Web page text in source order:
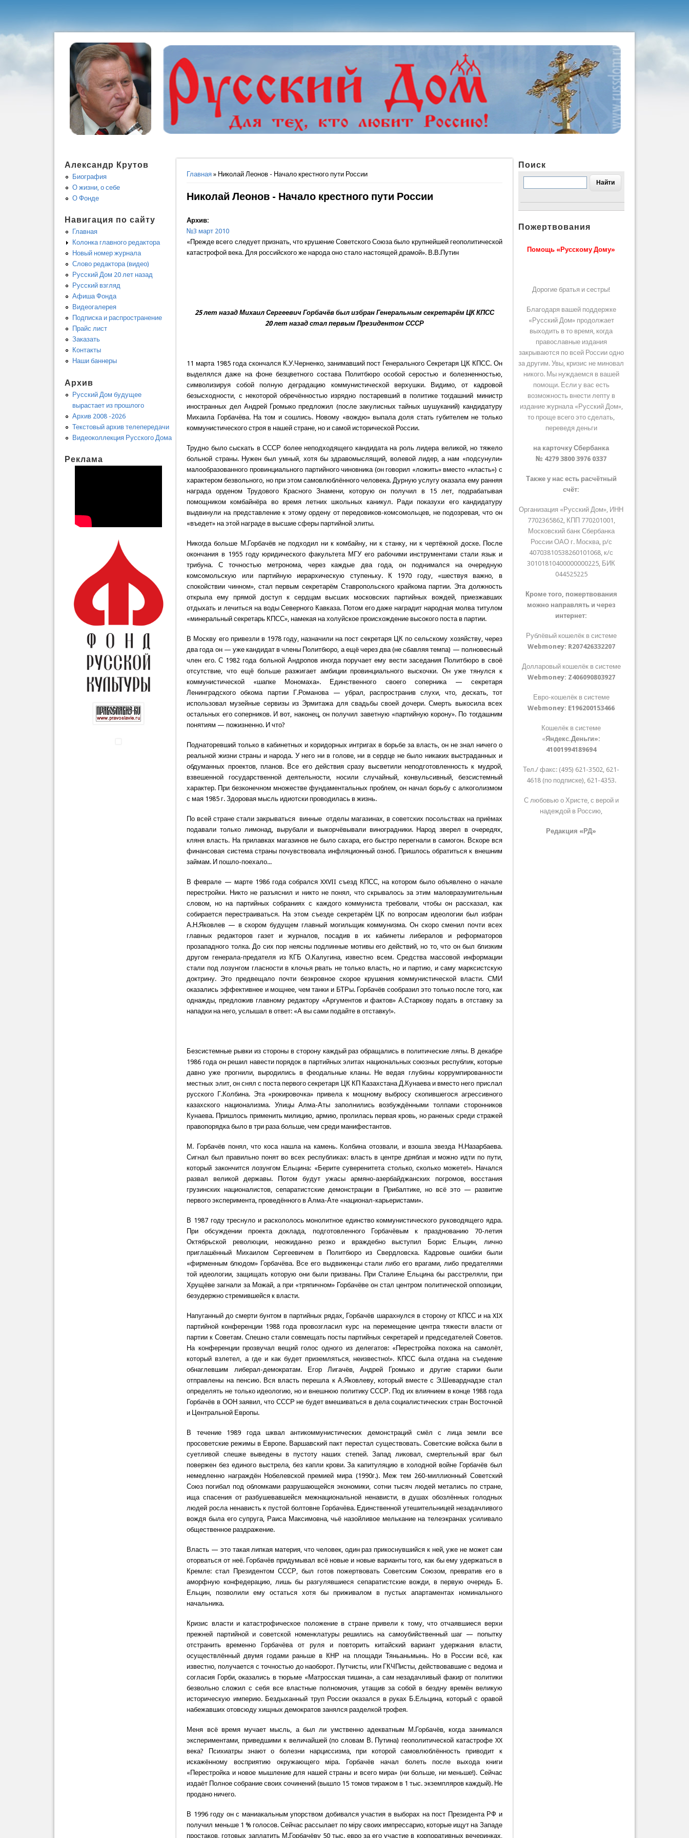
Вы здесь
Главная » Николай Леонов - Начало крестного пути России
Николай Леонов - Начало крестного пути России
Архив:
№3 март 2010
«Прежде всего следует признать, что крушение Советского Союза было крупнейшей геополитической
катастрофой века. Для российского же народа оно стало настоящей драмой». В.В.Путин
25 лет назад Михаил Сергеевич Горбачёв был избран Генеральным секретарём ЦК КПСС
20 лет назад стал первым Президентом СССР
11 марта 1985 года скончался К.У.Черненко, занимавший пост Генерального Секретаря ЦК КПСС. Он
выделялся даже на фоне безцветного состава Политбюро особой серостью и болезненностью,
символизируя собой полную деградацию коммунистической верхушки. Видимо, от кадровой
безысходности, с некоторой обречённостью изрядно постаревший в политике тогдашний министр
иностранных дел Андрей Громыко предложил (после закулисных тайных шушуканий) кандидатуру
Михаила Горбачёва. На том и сошлись. Новому «вождю» выпала доля стать губителем не только
коммунистического строя в нашей стране, но и самой исторической России.
Трудно было сыскать в СССР более неподходящего кандидата на роль лидера великой, но тяжело
больной страны. Нужен был умный, хотя бы здравомыслящий, волевой лидер, а нам «подсунули»
малообразованного провинциального партийного чиновника (он говорил «ложить» вместо «класть») с
характером безвольного, но при этом самовлюблённого человека. Дурную услугу оказала ему ранняя
награда орденом Трудового Красного Знамени, которую он получил в 15 лет, подрабатывая
помощником комбайнёра во время летних школьных каникул. Ради показухи его кандидатуру
выдвинули на представление к этому ордену от передовиков-комсомольцев, не подозревая, что он
«въедет» на этой награде в высшие сферы партийной элиты.
Никогда больше М.Горбачёв не подходил ни к комбайну, ни к станку, ни к чертёжной доске. После
окончания в 1955 году юридического факультета МГУ его рабочими инструментами стали язык и
трибуна. С точностью метронома, через каждые два года, он поднимался на очередную
комсомольскую или партийную иерархическую ступеньку. К 1970 году, «шествуя важно, в
спокойствии чинном», стал первым секретарём Ставропольского крайкома партии. Эта должность
открыла ему прямой доступ к сердцам высших московских партийных вождей, приезжавших
отдыхать и лечиться на воды Северного Кавказа. Потом его даже наградит народная молва титулом
«минеральный секретарь КПСС», намекая на холуйское происхождение высокого поста в партии.
В Москву его привезли в 1978 году, назначили на пост секретаря ЦК по сельскому хозяйству, через
два года он — уже кандидат в члены Политбюро, а ещё через два (не сбавляя темпа) — полновесный
член его. С 1982 года больной Андропов иногда поручает ему вести заседания Политбюро в своё
отсутствие, что ещё больше разжигает амбиции провинциального выскочки. Он уже тянулся к
коммунистической «шапке Мономаха». Единственного своего соперника — секретаря
Ленинградского обкома партии Г.Романова — убрал, распространив слухи, что, дескать, тот
использовал музейные сервизы из Эрмитажа для свадьбы своей дочери. Смерть выкосила всех
остальных его соперников. И вот, наконец, он получил заветную «партийную корону». По тогдашним
понятиям — пожизненно. И что?
Поднаторевший только в кабинетных и коридорных интригах в борьбе за власть, он не знал ничего о
реальной жизни страны и народа. У него ни в голове, ни в сердце не было никаких выстраданных и
обдуманных проектов, планов. Все его действия сразу высветили неподготовленность к мудрой,
взвешенной государственной деятельности, носили случайный, конвульсивный, безсистемный
характер. При безконечном множестве фундаментальных проблем, он начал борьбу с алкоголизмом
с мая 1985 г. Здоровая мысль идиотски проводилась в жизнь.
По всей стране стали закрываться винные отделы магазинах, в советских посольствах на приёмах
подавали только лимонад, вырубали и выкорчёвывали виноградники. Народ зверел в очередях,
кляня власть. На прилавках магазинов не было сахара, его быстро перегнали в самогон. Вскоре вся
финансовая система страны почувствовала инфляционный озноб. Пришлось обратиться к внешним
займам. И пошло-поехало...
В феврале — марте 1986 года собрался XXVII съезд КПСС, на котором было объявлено о начале
перестройки. Никто не разъяснил и никто не понял, что скрывалось за этим маловразумительным
словом, но на партийных собраниях с каждого коммуниста требовали, чтобы он рассказал, как
собирается перестраиваться. На этом съезде секретарём ЦК по вопросам идеологии был избран
А.Н.Яковлев — в скором будущем главный могильщик коммунизма. Он скоро сменил почти всех
главных редакторов газет и журналов, посадив в их кабинеты либералов и реформаторов
прозападного толка. До сих пор неясны подлинные мотивы его действий, но то, что он был близким
другом генерала-предателя из КГБ О.Калугина, известно всем. Средства массовой информации
стали под лозунгом гласности в клочья рвать не только власть, но и партию, и саму марксистскую
доктрину. Это предвещало почти безкровное скорое крушения коммунистической власти. СМИ
оказались эффективнее и мощнее, чем танки и БТРы. Горбачёв сообразил это только после того, как
однажды, предложив главному редактору «Аргументов и фактов» А.Старкову подать в отставку за
нападки на него, услышал в ответ: «А вы сами подайте в отставку!».
Безсистемные рывки из стороны в сторону каждый раз обращались в политические ляпы. В декабре
1986 года он решил навести порядок в партийных элитах национальных союзных республик, которые
давно уже прогнили, выродились в феодальные кланы. Не ведая глубины коррумпированности
местных элит, он снял с поста первого секретаря ЦК КП Казахстана Д.Кунаева и вместо него прислал
русского Г.Колбина. Эта «рокировочка» привела к мощному выбросу скопившегося агрессивного
казахского национализма. Улицы Алма-Аты заполнились возбуждёнными толпами сторонников
Кунаева. Пришлось применить милицию, армию, пролилась первая кровь, но раненых среди стражей
правопорядка было в три раза больше, чем среди манифестантов.
М. Горбачёв понял, что коса нашла на камень. Колбина отозвали, и взошла звезда Н.Назарбаева.
Сигнал был правильно понят во всех республиках: власть в центре дряблая и можно идти по пути,
который закончится лозунгом Ельцина: «Берите суверенитета столько, сколько можете!». Начался
развал великой державы. Потом будут ужасы армяно-азербайджанских погромов, восстания
грузинских националистов, сепаратистские демонстрации в Прибалтике, но всё это — развитие
первого эксперимента, проведённого в Алма-Ате «национал-карьеристами».
В 1987 году треснуло и раскололось монолитное единство коммунистического руководящего ядра.
При обсуждении проекта доклада, подготовленного Горбачёвым к празднованию 70-летия
Октябрьской революции, неожиданно резко и враждебно выступил Борис Ельцин, лично
приглашённый Михаилом Сергеевичем в Политбюро из Свердловска. Кадровые ошибки были
«фирменным блюдом» Горбачёва. Все его выдвиженцы стали либо его врагами, либо предателями
той идеологии, защищать которую они были призваны. При Сталине Ельцина бы расстреляли, при
Хрущёве загнали за Можай, а при «тряпичном» Горбачёве он стал центром политической оппозиции,
безудержно стремившейся к власти.
Напуганный до смерти бунтом в партийных рядах, Горбачёв шарахнулся в сторону от КПСС и на XIX
партийной конференции 1988 года провозгласил курс на перемещение центра тяжести власти от
партии к Советам. Спешно стали совмещать посты партийных секретарей и председателей Советов.
На конференции прозвучал вещий голос одного из делегатов: «Перестройка похожа на самолёт,
который взлетел, а где и как будет приземляться, неизвестно!». КПСС была отдана на съедение
обнаглевшим либерал-демократам. Егор Лигачёв, Андрей Громыко и другие старики были
отправлены на пенсию. Вся власть перешла к А.Яковлеву, который вместе с Э.Шеварднадзе стал
определять не только идеологию, но и внешнюю политику СССР. Под их влиянием в конце 1988 года
Горбачёв в ООН заявил, что СССР не будет вмешиваться в дела социалистических стран Восточной
и Центральной Европы.
В течение 1989 года шквал антикоммунистических демонстраций смёл с лица земли все
просоветские режимы в Европе. Варшавский пакт перестал существовать. Советские войска были в
суетливой спешке выведены в пустоту наших степей. Запад ликовал, смертельный враг был
повержен без единого выстрела, без капли крови. За капитуляцию в холодной войне Горбачёв был
немедленно награждён Нобелевской премией мира (1990г.). Меж тем 260-миллионный Советский
Союз погибал под обломками разрушающейся экономики, сотни тысяч людей метались по стране,
ища спасения от разбушевавшейся межнациональной ненависти, в душах обозлённых голодных
людей росла ненависть к пустой болтовне Горбачёва. Единственной утешительницей незадачливого
вождя была его супруга, Раиса Максимовна, чьё назойливое мелькание на телеэкранах усиливало
общественное раздражение.
Власть — это такая липкая материя, что человек, один раз прикоснувшийся к ней, уже не может сам
оторваться от неё. Горбачёв придумывал всё новые и новые варианты того, как бы ему удержаться в
Кремле: стал Президентом СССР, был готов пожертвовать Советским Союзом, превратив его в
аморфную конфедерацию, лишь бы разгулявшиеся сепаратистские вожди, в первую очередь Б.
Ельцин, позволили ему остаться хотя бы приживалом в пустых апартаментах номинального
начальника.
Кризис власти и катастрофическое положение в стране привели к тому, что отчаявшиеся верхи
прежней партийной и советской номенклатуры решились на самоубийственный шаг — попытку
отстранить временно Горбачёва от руля и повторить китайский вариант удержания власти,
осуществлённый двумя годами раньше в КНР на площади Тяньаньмынь. Но в России всё, как
известно, получается с точностью до наоборот. Путчисты, или ГКЧПисты, действовавшие с ведома и
согласия Горби, оказались в тюрьме «Матросская тишина», а сам незадачливый факир от политики
безвольно сложил с себя все властные полномочия, утащив за собой в бездну времён великую
историческую империю. Бездыханный труп России оказался в руках Б.Ельцина, который с оравой
набежавших отовсюду хищных демократов занялся разделкой трофея.
Меня всё время мучает мысль, а был ли умственно адекватным М.Горбачёв, когда занимался
экспериментами, приведшими к величайшей (по словам В. Путина) геополитической катастрофе XX
века? Психиатры знают о болезни нарциссизма, при которой самовлюблённость приводит к
искажённому восприятию окружающего мiра. Горбачёв начал болеть после выхода книги
«Перестройка и новое мышление для нашей страны и всего мира» (ни больше, ни меньше!). Сейчас
издаёт Полное собрание своих сочинений (вышло 15 томов тиражом в 1 тыс. экземпляров каждый). Не
продано ничего.
В 1996 году он с маниакальным упорством добивался участия в выборах на пост Президента РФ и
получил меньше 1 % голосов. Сейчас рассылает по мiру своих импрессарио, которые ищут на Западе
простаков, готовых заплатить М.Горбачёву 50 тыс. евро за его участие в корпоративных вечеринках,
Александр Крутов
Биография
О жизни, о себе
О Фонде
Навигация по сайту
Главная
Колонка главного редактора
Новый номер журнала
Слово редактора (видео)
Русский Дом 20 лет назад
Русский взгляд
Афиша Фонда
Видеогалерея
Подписка и распространение
Прайс лист
Заказать
Контакты
Наши баннеры
Архив
Русский Дом будущее
вырастает из прошлого
Архив 2008 -2026
Текстовый архив телепередачи
Видеоколлекция Русского Дома
Реклама
Поиск
Пожертвования
Помощь «Русскому Дому»
Дорогие братья и сестры!
Благодаря вашей поддержке
«Русский Дом» продолжает
выходить в то время, когда
православные издания
закрываются по всей России одно
за другим. Увы, кризис не миновал
никого. Мы нуждаемся в вашей
помощи. Если у вас есть
возможность внести лепту в
издание журнала «Русский Дом»,
то проще всего это сделать,
переведя деньги
на карточку Сбербанка
№ 4279 3800 3976 0337
Также у нас есть расчётный
счёт:
Организация «Русский Дом», ИНН
7702365862, КПП 770201001,
Московский банк Сбербанка
России ОАО г. Москва, р/с
40703810538260101068, к/с
30101810400000000225, БИК
044525225
Кроме того, пожертвования
можно направлять и через
интернет:
Рублёвый кошелёк в системе
Webmoney: R207426332207
Долларовый кошелёк в системе
Webmoney: Z406090803927
Евро-кошелёк в системе
Webmoney: E196200153466
Кошелёк в системе
«Яндекс.Деньги»:
41001994189694
Тел./ факс: (495) 621-3502, 621-
4618 (по подписке), 621-4353.
С любовью о Христе, с верой и
надеждой в Россию,
Редакция «РД»